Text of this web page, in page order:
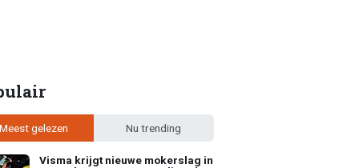
gelezen Nu trending
Visma krijgt nieuwe mokerslag in